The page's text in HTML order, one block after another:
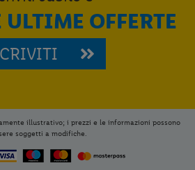
OFFERTE
illustrativo; i prezzi e le informazioni possono
soggetti a modifiche.